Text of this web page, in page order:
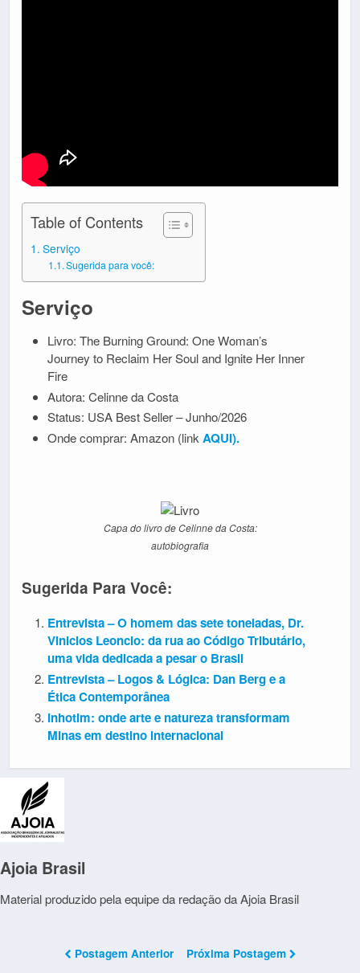
Table of Contents
Serviço
Sugerida para você:
Serviço
Livro: The Burning Ground: One Woman’s
Journey to Reclaim Her Soul and Ignite Her Inner
Fire
Autora: Celinne da Costa
Status: USA Best Seller – Junho/2026
Onde comprar: Amazon (linkAQUI).
Capa do livro de Celinne da Costa:
autobiografia
Sugerida Para Você:
Entrevista – O homem das sete toneladas, Dr.
Vinicios Leoncio: da rua ao Código Tributário,
uma vida dedicada a pesar o Brasil
Entrevista – Logos & Lógica: Dan Berg e a
Ética Contemporânea
Inhotim: onde arte e natureza transformam
Minas em destino internacional
Ajoia Brasil
Material produzido pela equipe da redação da Ajoia Brasil
Postagem Anterior Próxima Postagem